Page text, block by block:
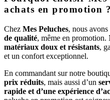
achats en promotion ?
Chez Mes Peluches, nous
de qualité, même en promotion.
matériaux doux et résistants,
et un confort exceptionnel.
En commandant sur notre
prix réduits, mais aussi d’un
rapide et d’une expérience